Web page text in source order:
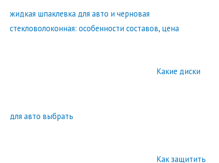
жидкая шпаклевка для авто и черновая
стекловолоконная: особенности составов, цена
Какие диски
для авто выбрать
Как защитить